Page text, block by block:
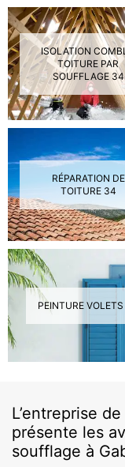
ISOLATION
TOITURE PAR
SOUFFLAGE 34
RÉPARATION DE
TOITURE 34
PEINTURE
L’entreprise
présente les
soufflage à